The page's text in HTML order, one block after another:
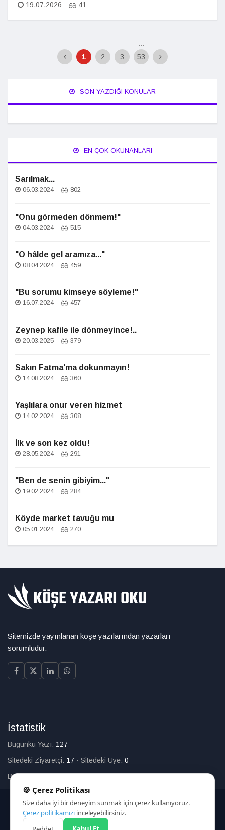
19.07.2026 41
1 2 3
...
53
SON YAZDIĞI KONULAR
EN ÇOK OKUNANLARI
Sarılmak...
06.03.2024 802
"Onu görmeden dönmem!"
04.03.2024 515
"O hâlde gel aramıza..."
08.04.2024 459
"Bu sorumu kimseye söyleme!"
16.07.2024 457
Zeynep kafile ile dönmeyince!..
20.03.2025 379
Sakın Fatma'ma dokunmayın!
14.08.2024 360
Yaşlılara onur veren hizmet
14.02.2024 308
İlk ve son kez oldu!
28.05.2024 291
"Ben de senin gibiyim..."
19.02.2024 284
Köyde market tavuğu mu
05.01.2024 270
Sitemizde yayınlanan köşe yazılarından yazarları
sorumludur.
İstatistik
Bugünkü Yazı: 127
Sitedeki Ziyaretçi: 17 · Sitedeki Üye: 0
Bugün Üye Olan:0·Toplam Üye:226
© 2025
🍪 Çerez Politikası
Size daha iyi bir deneyim sunmak için çerez kullanıyoruz.
Çerez politikamızı inceleyebilirsiniz.